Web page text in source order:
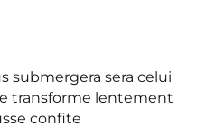
submergera sera celui
transforme lentement
confite